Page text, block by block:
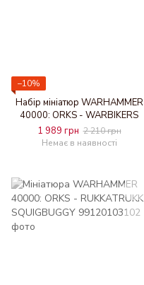
−10%
Набір мініатюр WARHAMMER
40000: ORKS - WARBIKERS
1 989 грн 2 210 грн
Немає в наявності